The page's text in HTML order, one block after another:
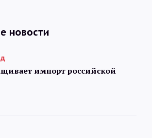
новости
импорт российской